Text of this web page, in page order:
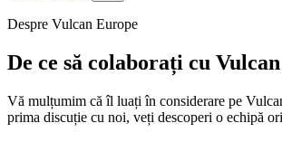
Despre Vulcan Europe
De ce să colaborați cu Vulcan
Vă mulțumim că îl luați în considerare pe
prima discuție cu noi, veți descoperi o echipă